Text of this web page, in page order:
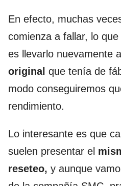
En efecto, muchas
comienza a fallar, lo
es llevarlo nuevamente
original que tenía de
modo conseguiremos
rendimiento.
Lo interesante es que
suelen presentar el
reseteo, y aunque